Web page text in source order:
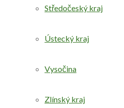
Středočeský kraj
Ústecký kraj
Vysočina
Zlínský kraj